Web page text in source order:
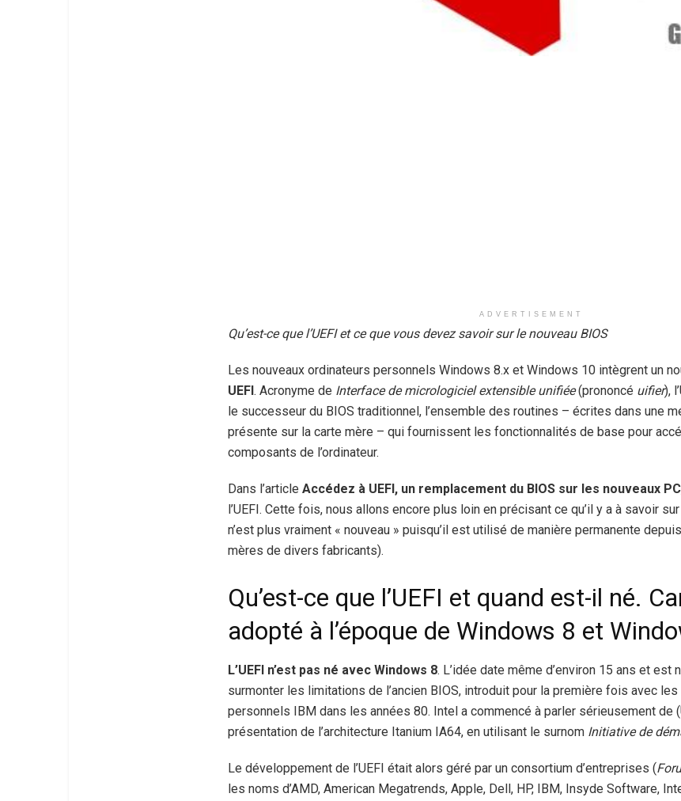
ADVERTISEMENT
Qu’est-ce que l’UEFI et ce que vous devez savoir sur le nouveau BIOS
Les nouveaux ordinateurs personnels Windows 8.x et Windows 10 intègrent un
UEFI. Acronyme de Interface de micrologiciel extensible unifiée(prononcé uifier),
le successeur du BIOS traditionnel, l’ensemble des routines – écrites dans une
présente sur la carte mère – qui fournissent les fonctionnalités de base pour
composants de l’ordinateur.
Dans l’article Accédez à UEFI, un remplacement du BIOS sur les nouveaux PC
l’UEFI. Cette fois, nous allons encore plus loin en précisant ce qu’il y a à savoir
n’est plus vraiment « nouveau » puisqu’il est utilisé de manière permanente
mères de divers fabricants).
Qu’est-ce que l’UEFI et quand est-il né.
adopté à l’époque de Windows 8 et
L’UEFI n’est pas né avec Windows 8. L’idée date même d’environ 15 ans et est
surmonter les limitations de l’ancien BIOS, introduit pour la première fois avec
personnels IBM dans les années 80. Intel a commencé à parler sérieusement de
présentation de l’architecture Itanium IA64, en utilisant le surnom Initiative de
Le développement de l’UEFI était alors géré par un consortium d’entreprises (
les noms d’AMD, American Megatrends, Apple, Dell, HP, IBM, Insyde Software,